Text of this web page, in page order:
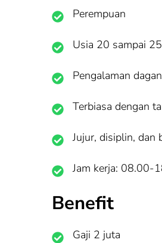
Perempuan
Usia 20 sampai
Pengalaman
Terbiasa dengan
Jujur, disiplin, dan
Jam kerja: 08.00-
Benefit
Gaji 2 juta